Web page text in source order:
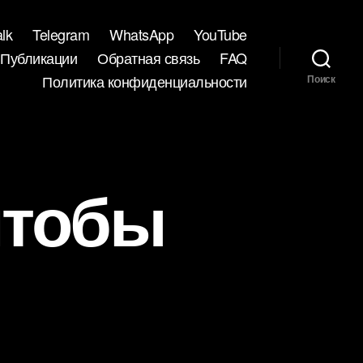
Telegram WhatsApp
YouTube
Публикации Обратная связь
FAQ
Политика конфиденциальности
Поиск